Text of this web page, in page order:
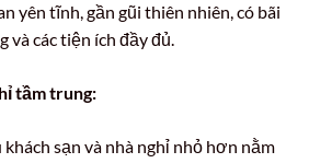
yên tĩnh, gần gũi thiên nhiên, có bãi
và các tiện ích đầy đủ.
tầm trung:
sạn và nhà nghỉ nhỏ hơn nằm